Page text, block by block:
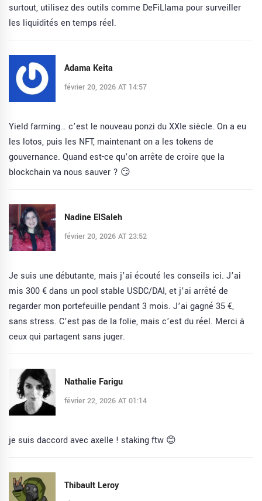
surtout, utilisez des outils comme DeFiLlama pour surveiller
les liquidités en temps réel.
Adama Keita
février 20, 2026 AT 14:57
Yield farming… c’est le nouveau ponzi du XXIe siècle. On a eu
les lotos, puis les NFT, maintenant on a les tokens de
gouvernance. Quand est-ce qu’on arrête de croire que la
blockchain va nous sauver ? 😏
Nadine ElSaleh
février 20, 2026 AT 23:52
Je suis une débutante, mais j’ai écouté les conseils ici. J’ai
mis 300 € dans un pool stable USDC/DAI, et j’ai arrêté de
regarder mon portefeuille pendant 3 mois. J’ai gagné 35 €,
sans stress. C’est pas de la folie, mais c’est du réel. Merci à
ceux qui partagent sans juger.
Nathalie Farigu
février 22, 2026 AT 01:14
je suis daccord avec axelle ! staking ftw 😊
Thibault Leroy